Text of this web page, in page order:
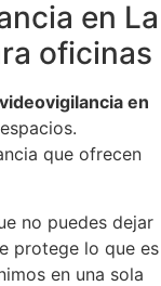
en La
oficinas
en
que ofrecen
no puedes dejar
protege lo que es
en una sola